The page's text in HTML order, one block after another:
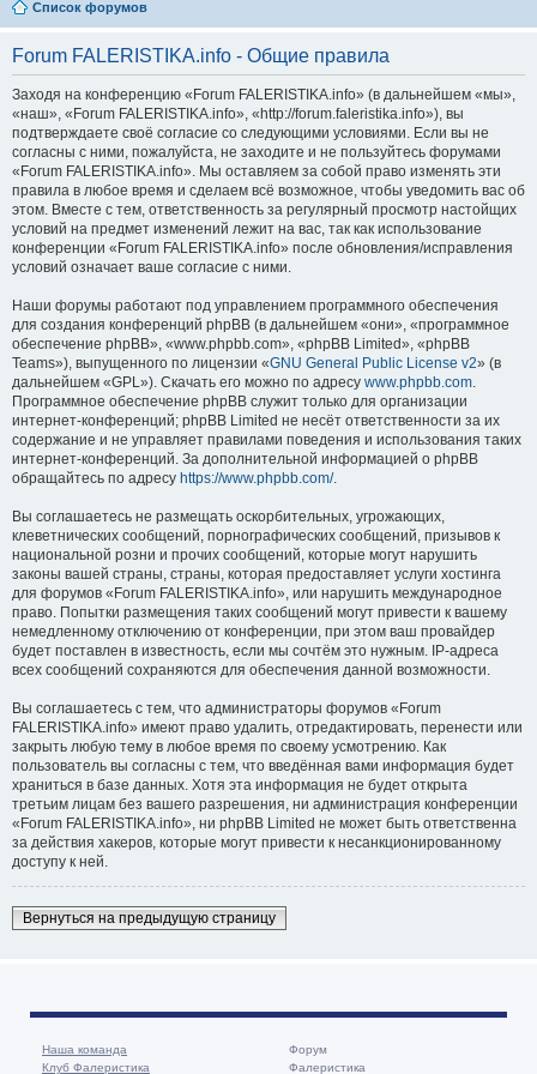
Список форумов
Forum FALERISTIKA.info - Общие правила
Заходя на конференцию «Forum FALERISTIKA.info» (в дальнейшем «мы»,
«наш», «Forum FALERISTIKA.info», «http://forum.faleristika.info»), вы
подтверждаете своё согласие со следующими условиями. Если вы не
согласны с ними, пожалуйста, не заходите и не пользуйтесь форумами
«Forum FALERISTIKA.info». Мы оставляем за собой право изменять эти
правила в любое время и сделаем всё возможное, чтобы уведомить вас об
этом. Вместе с тем, ответственность за регулярный просмотр настойщих
условий на предмет изменений лежит на вас, так как использование
конференции «Forum FALERISTIKA.info» после обновления/исправления
условий означает ваше согласие с ними.
Наши форумы работают под управлением программного обеспечения
для создания конференций phpBB (в дальнейшем «они», «программное
обеспечение phpBB», «www.phpbb.com», «phpBB Limited», «phpBB
Teams»), выпущенного по лицензии «GNU General Public License v2» (в
дальнейшем «GPL»). Скачать его можно по адресу www.phpbb.com.
Программное обеспечение phpBB служит только для организации
интернет-конференций; phpBB Limited не несёт ответственности за их
содержание и не управляет правилами поведения и использования таких
интернет-конференций. За дополнительной информацией о phpBB
обращайтесь по адресу https://www.phpbb.com/.
Вы соглашаетесь не размещать оскорбительных, угрожающих,
клеветнических сообщений, порнографических сообщений, призывов к
национальной розни и прочих сообщений, которые могут нарушить
законы вашей страны, страны, которая предоставляет услуги хостинга
для форумов «Forum FALERISTIKA.info», или нарушить международное
право. Попытки размещения таких сообщений могут привести к вашему
немедленному отключению от конференции, при этом ваш провайдер
будет поставлен в известность, если мы сочтём это нужным. IP-адреса
всех сообщений сохраняются для обеспечения данной возможности.
Вы соглашаетесь с тем, что администраторы форумов «Forum
FALERISTIKA.info» имеют право удалить, отредактировать, перенести или
закрыть любую тему в любое время по своему усмотрению. Как
пользователь вы согласны с тем, что введённая вами информация будет
храниться в базе данных. Хотя эта информация не будет открыта
третьим лицам без вашего разрешения, ни администрация конференции
«Forum FALERISTIKA.info», ни phpBB Limited не может быть ответственна
за действия хакеров, которые могут привести к несанкционированному
доступу к ней.
Вернуться на предыдущую страницу
Наша команда
Клуб Фалеристика
Форум
Фалеристика